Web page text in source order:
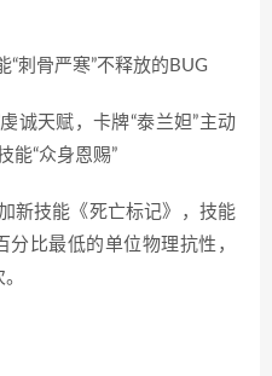
“刺骨严寒”不释放的BUG
诚天赋，卡牌“泰兰妲”主动
能“众身恩赐”
新技能《死亡标记》，技能
比最低的单位物理抗性，